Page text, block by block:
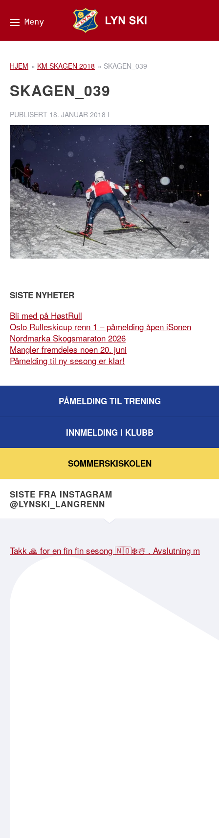
HJEM » KM SKAGEN 2018 » SKAGEN_039
SKAGEN_039
PUBLISERT 18. JANUAR 2018 I
SISTE NYHETER
Bli med på HøstRull
Oslo Rulleskicup renn 1 – påmelding åpen iSonen
Nordmarka Skogsmaraton 2026
Mangler fremdeles noen 20. juni
Påmelding til ny sesong er klar!
PÅMELDING TIL TRENING
INNMELDING I KLUBB
SOMMERSKISKOLEN
SISTE FRA INSTAGRAM
@LYNSKI_LANGRENN
Takk 🙏 for en fin fin sesong 🇳🇴❄️☃️ . Avslutning m